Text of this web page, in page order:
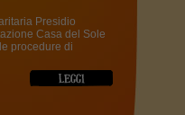
Presidio
Casa del Sole
procedure di